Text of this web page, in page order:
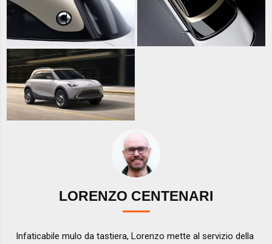
LORENZO CENTENARI
Infaticabile mulo da tastiera, Lorenzo mette al servizio della